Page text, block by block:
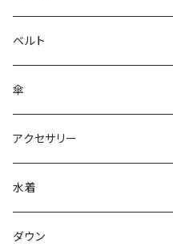
ベルト
傘
アクセサリー
水着
～44/S
ダウン